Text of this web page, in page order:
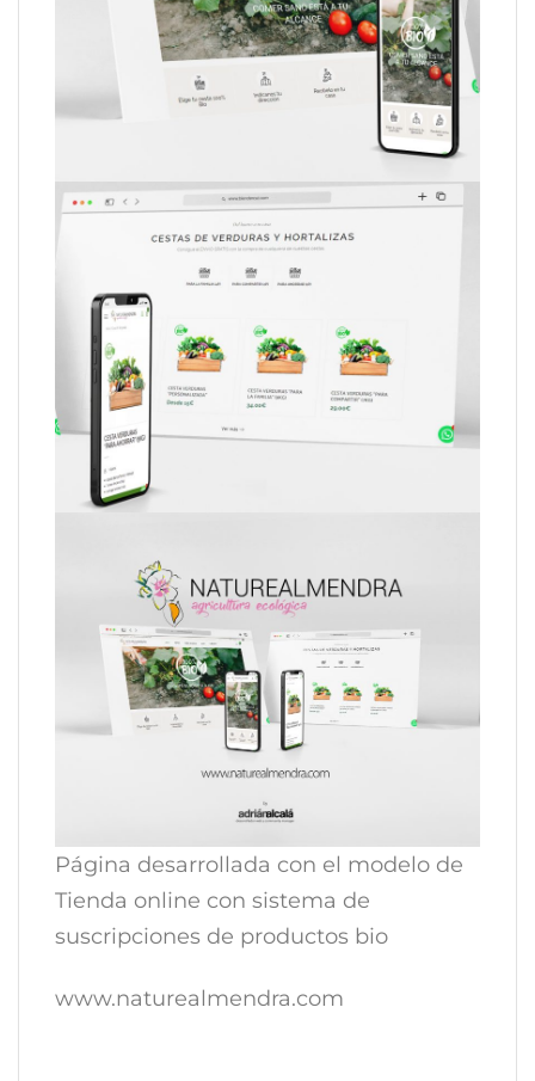
Página desarrollada con el modelo de
Tienda online con sistema de
suscripciones de productos bio
www.naturealmendra.com